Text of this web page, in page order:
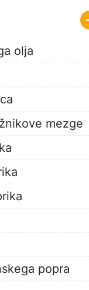
olja
mezge
popra